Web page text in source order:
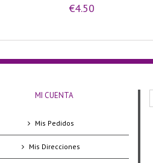
€4.50
MI CUENTA
Mis Pedidos
Mis Direcciones